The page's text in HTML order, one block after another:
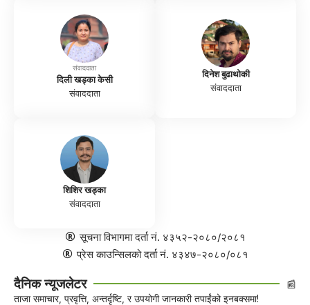
संवाददाता
दिली खड्का केसी
संवाददाता
दिनेश बुढाथोकी
संवाददाता
शिशिर खड्का
संवाददाता
सूचना विभागमा दर्ता नं. ४३५२-२०८०/२०८१
प्रेस काउन्सिलको दर्ता नं. ४३४७-२०८०/०८१
दैनिक न्यूजलेटर 📰
ताजा समाचार, प्रवृत्ति, अन्तर्दृष्टि, र उपयोगी जानकारी तपाईंको इनबक्समा!